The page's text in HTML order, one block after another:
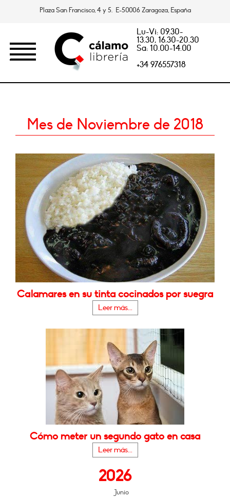
Plaza San Francisco, 4 y 5. E-50006 Zaragoza, España
Lu-Vi: 09.30-
13.30, 16.30-20.30
Sa: 10.00-14.00
+34 976557318
Mes de Noviembre de 2018
Calamares en su tinta cocinados por suegra
Leer más...
Cómo meter un segundo gato en casa
Leer más...
2026
Junio